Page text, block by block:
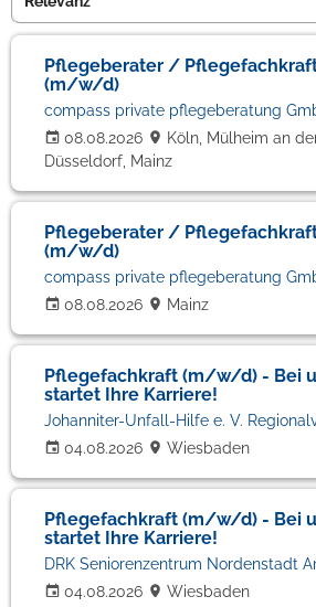
Pflegeberater /
(m/w/d)
08.08.2026
compass private pflegeberatung
Köln, Mülheim an
Düsseldorf, Mainz
Pflegeberater /
(m/w/d)
08.08.2026
compass private pflegeberatung
Mainz
Pflegefachkraft (m/w/d) - Bei
startet Ihre Karriere!
04.08.2026
Wiesbaden
Pflegefachkraft (m/w/d) - Bei
startet Ihre Karriere!
04.08.2026
DRK Seniorenzentrum Nordenstadt
Wiesbaden